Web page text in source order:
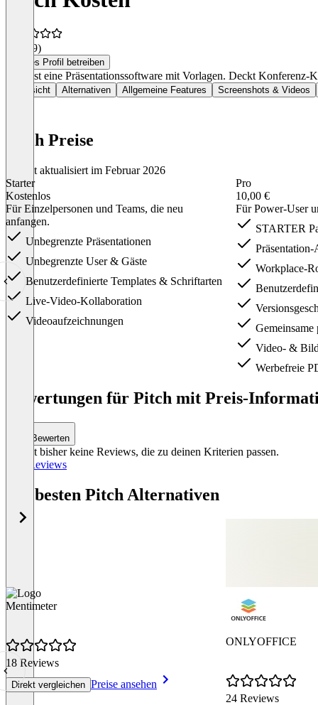
(19)
Dieses Profil betreiben
Pitch ist eine Präsentationssoftware mit Vorlagen. Deckt
Übersicht Alternativen Allgemeine Features Screenshots & Videos
Pitch Preise
Zuletzt aktualisiert im Februar 2026
Starter
Kostenlos
Für Einzelpersonen und Teams, die neu
anfangen.
Unbegrenzte Präsentationen
Unbegrenzte User & Gäste
Benutzerdefinierte Templates & Schriftarten
Live-Video-Kollaboration
Videoaufzeichnungen
Pro
10,00 €
Für Power-User
STARTER
Workplace-
Video- &
Werbefreie
Bewertungen für Pitch mit Preis-
Bewerten
Es gibt bisher keine Reviews, die zu deinen Kriterien passen.
Alle Reviews
Die besten Pitch Alternativen
Mentimeter
18 Reviews
Direkt vergleichen Preise ansehen
ONLYOFFICE
24 Reviews